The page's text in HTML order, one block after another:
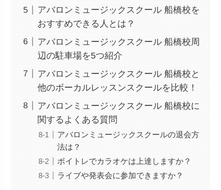
アバロンミュージックスクール 船橋校を
おすすめできる人とは？
アバロンミュージックスクール 船橋校周
辺の駐車場を5つ紹介
アバロンミュージックスクール 船橋校と
他のボーカルレッスンスクールを比較！
アバロンミュージックスクール 船橋校に
関するよくある質問
アバロンミュージックスクールの退会方
法は？
ボイトレでカラオケは上達しますか？
ライブや発表会に参加できますか？